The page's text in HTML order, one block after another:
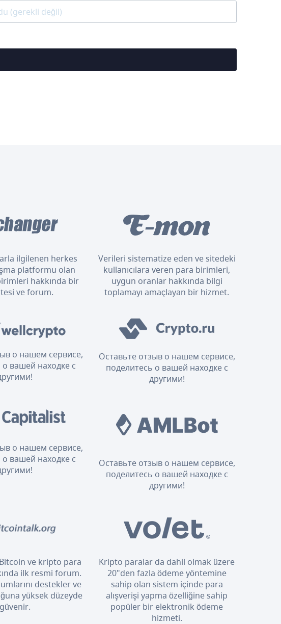
ilgilenen herkes
platformu olan
hakkında bir
ve forum.
Verileri sistematize eden ve sitedeki
kullanıcılara veren para birimleri,
uygun oranlar hakkında bilgi
toplamayı amaçlayan bir hizmet.
о нашем сервисе,
о вашей находке с
Оставьте отзыв о нашем сервисе,
поделитесь о вашей находке с
другими!
о нашем сервисе,
о вашей находке с
Оставьте отзыв о нашем сервисе,
поделитесь о вашей находке с
другими!
ve kripto para
ilk resmi forum.
destekler ve
yüksek düzeyde
güvenir.
Kripto paralar da dahil olmak üzere
20"den fazla ödeme yöntemine
sahip olan sistem içinde para
alışverişi yapma özelliğine sahip
popüler bir elektronik ödeme
hizmeti.